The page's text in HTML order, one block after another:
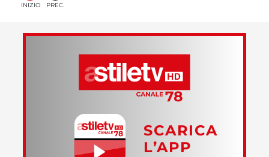
INIZIO PREC.
SCARICA
L’APP